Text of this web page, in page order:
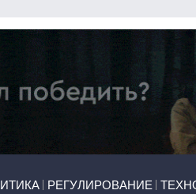
РЕГУЛИРОВАНИЕ